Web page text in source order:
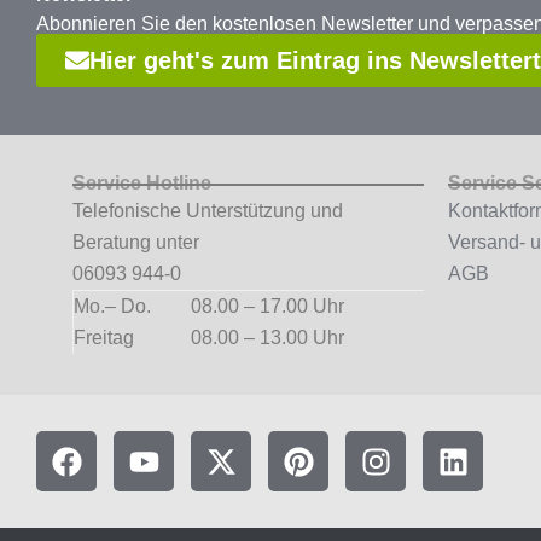
Abonnieren Sie den kostenlosen Newsletter und
Hier geht's zum Eintrag ins
Service Hotline
Telefonische Unterstützung und
Beratung unter
06093 944-0
Mo.– Do.
08.00 – 17.00 Uhr
Freitag
08.00 – 13.00 Uhr
Service
Versand-
AGB
F
a
Y
o
X
-
P
i
I
n
L
i